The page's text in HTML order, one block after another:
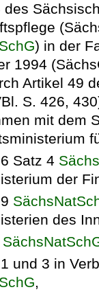
des
) in der
1994
Artikel 49
S. 426,
mit dem
Satz 4
der
des
und 3 in
,